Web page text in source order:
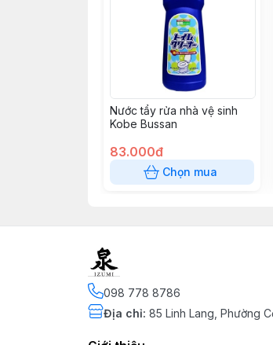
Nước tẩy rửa nhà vệ sinh
Kobe Bussan
83.000đ
Chọn mua
098 778 8786
Địa chỉ: 85 Linh Lang, Phường